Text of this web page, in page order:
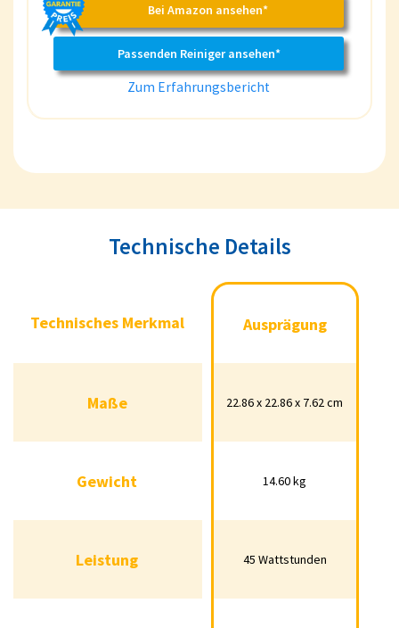
Bei Amazon ansehen*
Passenden Reiniger ansehen*
Zum Erfahrungsbericht
Technische Details
Ausprägung
22.86 x 22.86 x 7.62 cm
14.60 kg
‎45 Wattstunden
Technisches Merkmal
Maße
Gewicht
Leistung